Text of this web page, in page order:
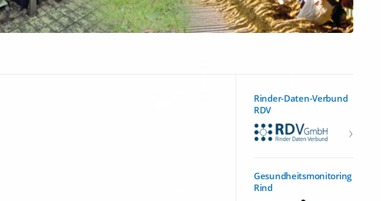
Rinder-Daten-Verbund
RDV
Gesundheitsmonitoring
Rind